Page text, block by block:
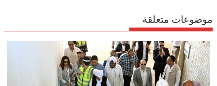
موضوعات متعلقة